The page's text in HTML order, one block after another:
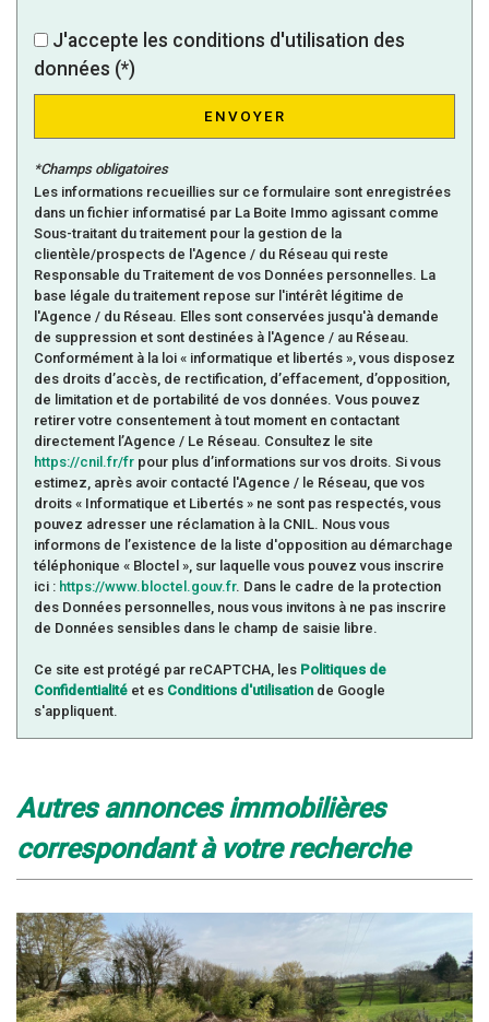
Mairie
Nombre d'habitants
Propriétaires (vs. locataires)
43,16 %
Taxe habitation
Taxe foncière
28,40 %
Habitants de moins de 25 ans
34,50 %
Habitants de 25 à 55 ans
36,97 %
Habitants de plus de 55 ans
28,53 %
Nombre d'enfants par famille
Familles sans enfant
43,36 %
Familles avec 1 ou 2 enfants
8,41 %
Maisons
Appartements
43,09 %
Familles avec 3 enfants
10,05 %
J'accepte les conditions d'utilisation des
données (*)
ENVOYER
*Champs obligatoires
Les informations recueillies sur ce formulaire sont enregistrées
dans un fichier informatisé par La Boite Immo agissant comme
Sous-traitant du traitement pour la gestion de la
clientèle/prospects de l'Agence / du Réseau qui reste
Responsable du Traitement de vos Données personnelles. La
base légale du traitement repose sur l'intérêt légitime de
l'Agence / du Réseau. Elles sont conservées jusqu'à demande
de suppression et sont destinées à l'Agence / au Réseau.
Conformément à la loi « informatique et libertés », vous disposez
des droits d’accès, de rectification, d’effacement, d’opposition,
de limitation et de portabilité de vos données. Vous pouvez
retirer votre consentement à tout moment en contactant
directement l’Agence / Le Réseau. Consultez le site
https://cnil.fr/fr pour plus d’informations sur vos droits. Si vous
estimez, après avoir contacté l'Agence / le Réseau, que vos
droits « Informatique et Libertés » ne sont pas respectés, vous
pouvez adresser une réclamation à la CNIL. Nous vous
informons de l’existence de la liste d'opposition au démarchage
téléphonique « Bloctel », sur laquelle vous pouvez vous inscrire
ici : https://www.bloctel.gouv.fr. Dans le cadre de la protection
des Données personnelles, nous vous invitons à ne pas inscrire
de Données sensibles dans le champ de saisie libre.
Ce site est protégé par reCAPTCHA, les Politiques de
Confidentialité et es Conditions d'utilisation de Google
s'appliquent.
autres annonces immobilières
correspondant à votre recherche